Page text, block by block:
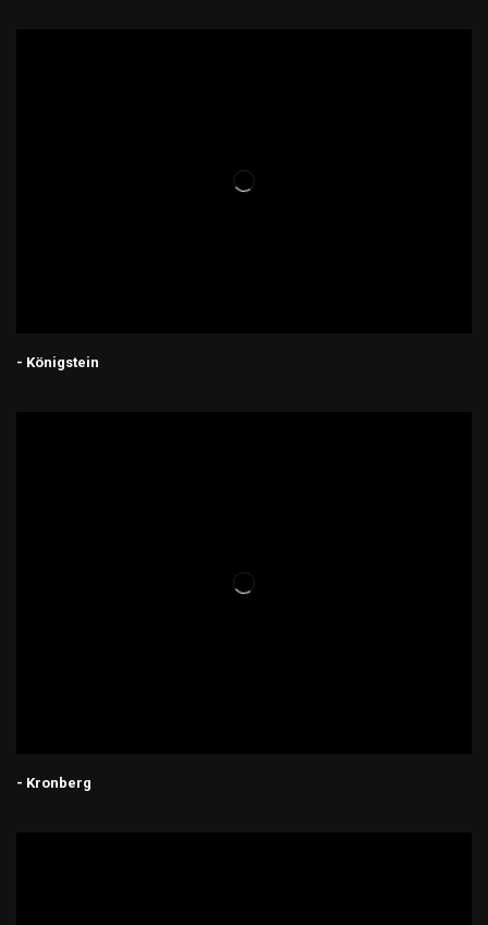
- Königstein
- Kronberg